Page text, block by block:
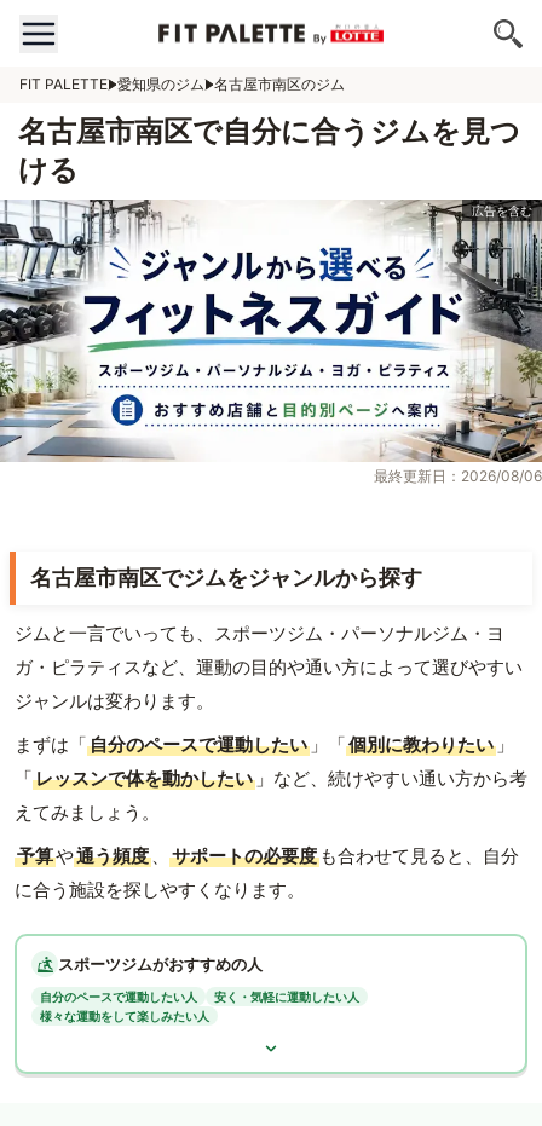
FIT PALETTE 愛知県のジム 名古屋市南区のジム
名古屋市南区で自分に合うジムを見つ
ける
最終更新日：2026/08/06
名古屋市南区でジムをジャンルから探す
ジムと一言でいっても、スポーツジム・パーソナルジム・ヨ
ガ・ピラティスなど、運動の目的や通い方によって選びやすい
ジャンルは変わります。
まずは「自分のペースで運動したい 」「個別に教わりたい 」
「レッスンで体を動かしたい 」など、続けやすい通い方から考
えてみましょう。
予算や通う頻度 、 サポートの必要度 も合わせて見ると、自分
に合う施設を探しやすくなります。
スポーツジムがおすすめの人
自分のペースで運動したい人
安く・気軽に運動したい人
様々な運動をして楽しみたい人